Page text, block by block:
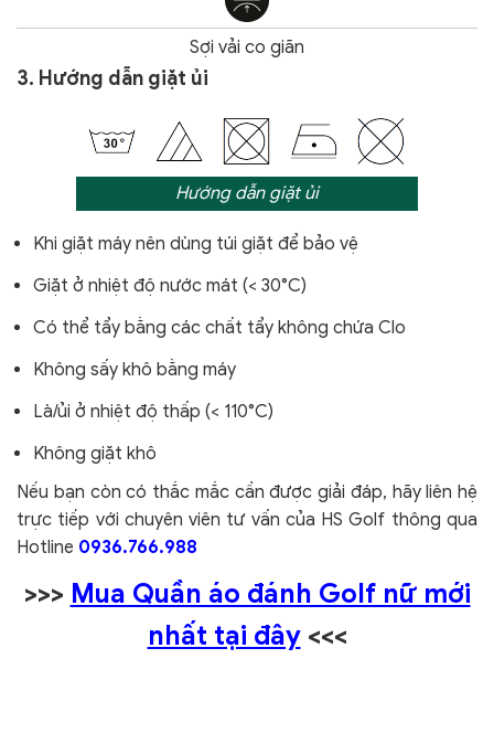
Sợi vải co giãn
3. Hướng dẫn giặt ủi
Hướng dẫn giặt ủi
Khi giặt máy nên dùng túi giặt để bảo vệ
Giặt ở nhiệt độ nước mát (< 30°C)
Có thể tẩy bằng các chất tẩy không chứa Clo
Không sấy khô bằng máy
Là/ủi ở nhiệt độ thấp (< 110°C)
Không giặt khô
Nếu bạn còn có thắc mắc cần được giải đáp, hãy liên hệ
trực tiếp với chuyên viên tư vấn của HS Golf thông qua
Hotline 0936.766.988
>>> Mua Quần áo đánh Golf nữ mới
nhất tại đây<<<